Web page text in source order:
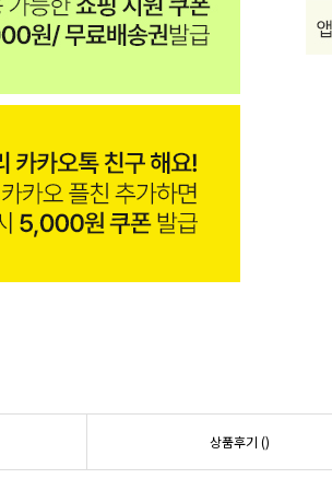
상품후기 ()